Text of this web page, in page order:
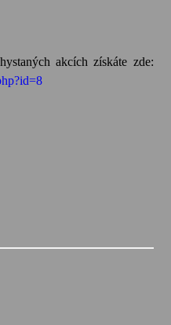
akcích získáte zde: